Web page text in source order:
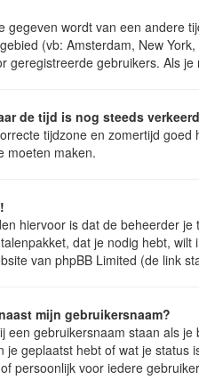
gegeven wordt van een andere
(vb: Amsterdam, New
geregistreerde gebruikers. Als
de tijd is nog steeds
tijdzone en zomertijd
moeten maken.
hiervoor is dat de beheerder
dat je nodig hebt,
van phpBB Limited (de link
mijn gebruikersnaam?
een gebruikersnaam staan als
je geplaatst hebt of wat je
persoonlijk voor iedere